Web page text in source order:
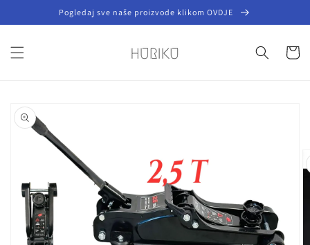
sadržaj
Pogledaj sve naše proizvode klikom OVDJE
informacija
o
proizvodu